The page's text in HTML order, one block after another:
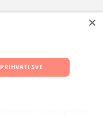
×
PRIHVATI SVE